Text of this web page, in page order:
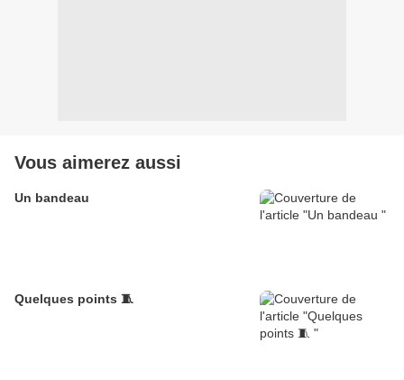
Vous aimerez aussi
Un bandeau
Quelques points 🧵